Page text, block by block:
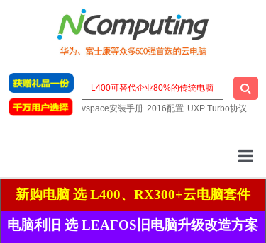
vspace安装手册 2016配置 UXP Turbo协议
一
新购电脑 选 L400、RX300+云电脑套件
电脑利旧 选 LEAFOS旧电脑升级改造方案